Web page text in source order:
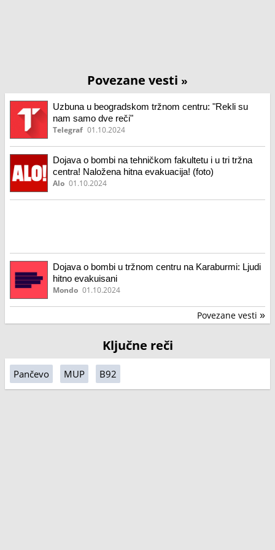
Povezane vesti »
Uzbuna u beogradskom tržnom centru: "Rekli su
nam samo dve reči"
Telegraf 01.10.2024
Dojava o bombi na tehničkom fakultetu i u tri tržna
centra! Naložena hitna evakuacija! (foto)
Alo 01.10.2024
Dojava o bombi u tržnom centru na Karaburmi: Ljudi
hitno evakuisani
Mondo 01.10.2024
Povezane vesti »
Ključne reči
Pančevo MUP B92